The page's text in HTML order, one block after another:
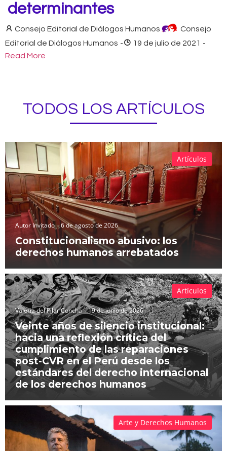
determinantes
Consejo Editorial de Diálogos Humanos
Consejo
Editorial de Diálogos Humanos - 19 de julio de 2021 -
Read More
TODOS LOS ARTÍCULOS
Autor Invitado 6 de agosto de 2026
Constitucionalismo abusivo: los
derechos humanos arrebatados
Artículos
Valeria del Pilar Concha 19 de junio de 2026
Veinte años de silencio institucional:
hacia una reflexión crítica del
cumplimiento de las reparaciones
post-CVR en el Perú desde los
estándares del derecho internacional
de los derechos humanos
Artículos
Arte y Derechos Humanos